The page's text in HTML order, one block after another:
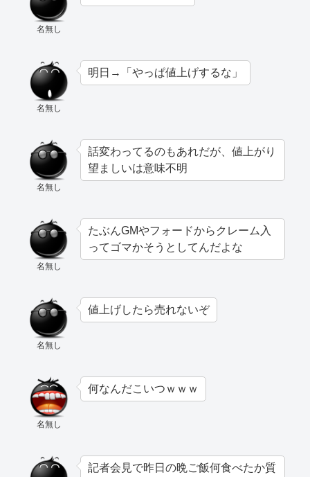
名無し
名無し
明日→「やっぱ値上げするな」
名無し
話変わってるのもあれだが、値上がり
望ましいは意味不明
名無し
たぶんGMやフォードからクレーム入
ってゴマかそうとしてんだよな
名無し
値上げしたら売れないぞ
名無し
何なんだこいつｗｗｗ
記者会見で昨日の晩ご飯何食べたか質